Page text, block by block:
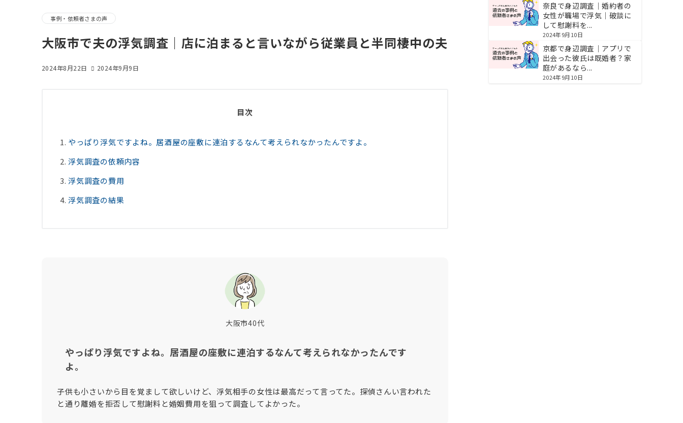
事例・依頼者さまの声
大阪市で夫の浮気調査｜店に泊まると言いながら従業員と半同棲中の夫
2024年8月22日 2024年9月9日
目次
やっぱり浮気ですよね。居酒屋の座敷に連泊するなんて考えられなかったんですよ。
浮気調査の依頼内容
浮気調査の費用
浮気調査の結果
大阪市40代
やっぱり浮気ですよね。居酒屋の座敷に連泊するなんて考えられなかったんです
よ。
子供も小さいから目を覚まして欲しいけど、浮気相手の女性は最高だって言ってた。探偵さんい言われた
と通り離婚を拒否して慰謝料と婚姻費用を狙って調査してよかった。
奈良で身辺調査｜婚約者の
女性が職場で浮気｜破談に
して慰謝料を...
2024年9月10日
京都で身辺調査｜アプリで
出会った彼氏は既婚者？家
庭があるなら...
2024年9月10日